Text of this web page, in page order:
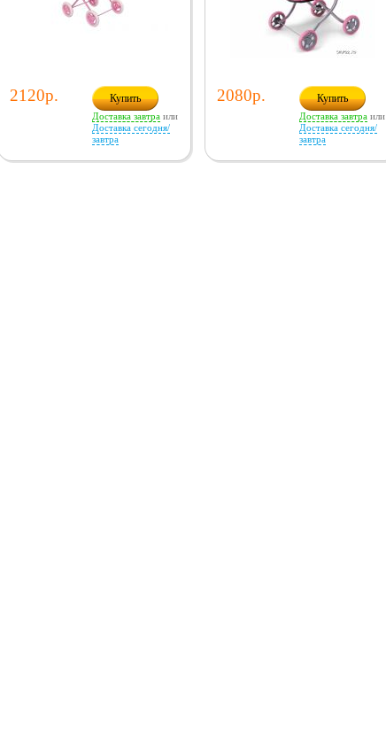
2120р. Купить
Доставка завтра или
Доставка сегодня/
завтра
2080р. Купить
Доставка завтра или
Доставка сегодня/
завтра